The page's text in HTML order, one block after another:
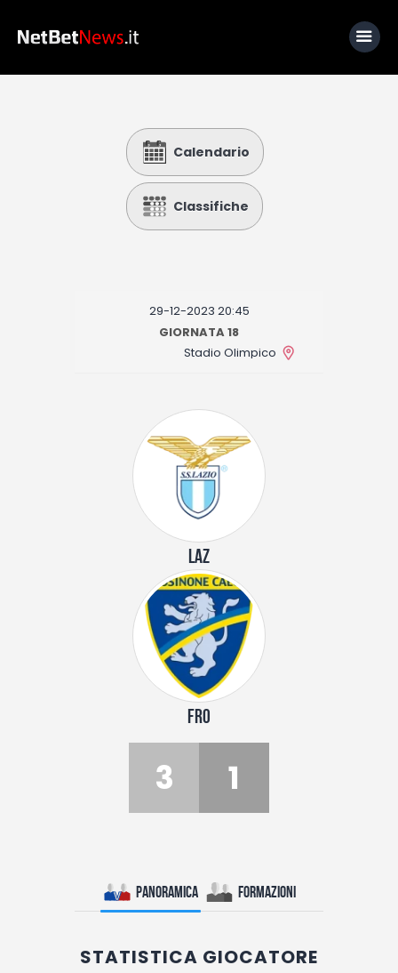
Calcio
Basket
Fantacalcio
I consigli di Giulia
Calendario
Classifiche
29-12-2023 20:45
GIORNATA 18
Stadio Olimpico
LAZ
FRO
3 1
Panoramica Formazioni
STATISTICA GIOCATORE